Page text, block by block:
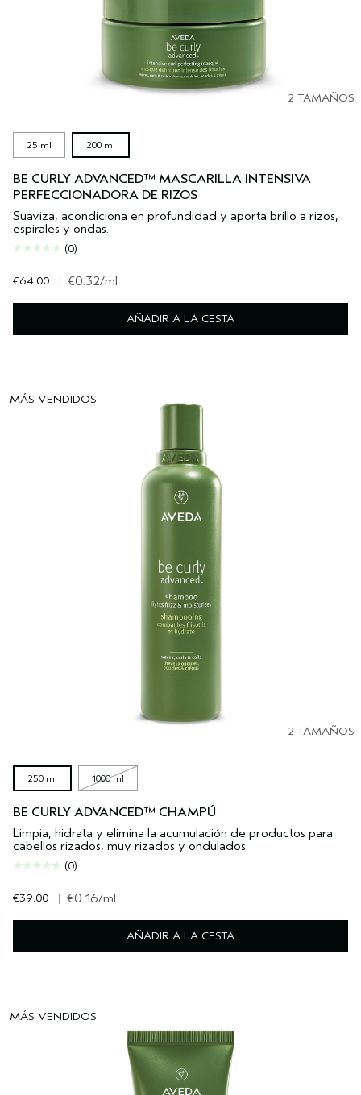
2 TAMAÑOS
25 ml 200 ml
BE CURLY ADVANCED™ MASCARILLA INTENSIVA
PERFECCIONADORA DE RIZOS
Suaviza, acondiciona en profundidad y aporta brillo a rizos,
espirales y ondas.
(0)
€64.00 | €0.32/ml
AÑADIR A LA CESTA
MÁS VENDIDOS
2 TAMAÑOS
250 ml 1000 ml
BE CURLY ADVANCED™ CHAMPÚ
Limpia, hidrata y elimina la acumulación de productos para
cabellos rizados, muy rizados y ondulados.
(0)
€39.00 | €0.16/ml
AÑADIR A LA CESTA
MÁS VENDIDOS